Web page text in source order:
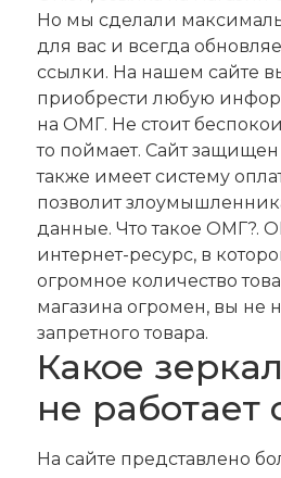
Но мы сделали
для вас и всегда
ссылки. На нашем сайте
приобрести любую
на ОМГ. Не стоит
то поймает. Сайт защищен
также имеет систему
позволит
данные. Что такое ОМГ?.
интернет-ресурс, в
огромное количество
магазина огромен, вы не
запретного товара.
Какое
не работает
На сайте представлено